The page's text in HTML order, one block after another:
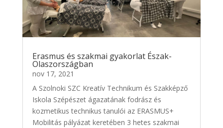
Erasmus és szakmai gyakorlat Észak-
Olaszországban
nov 17, 2021
A Szolnoki SZC Kreatív Technikum és Szakképző
Iskola Szépészet ágazatának fodrász és
kozmetikus technikus tanulói az ERASMUS+
Mobilitás pályázat keretében 3 hetes szakmai